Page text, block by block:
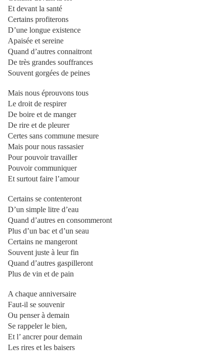
Et devant la santé
Certains profiterons
D’une longue existence
Apaisée et sereine
Quand d’autres connaitront
De très grandes souffrances
Souvent gorgées de peines
Mais nous éprouvons tous
Le droit de respirer
De boire et de manger
De rire et de pleurer
Certes sans commune mesure
Mais pour nous rassasier
Pour pouvoir travailler
Pouvoir communiquer
Et surtout faire l’amour
Certains se contenteront
D’un simple litre d’eau
Quand d’autres en consommeront
Plus d’un bac et d’un seau
Certains ne mangeront
Souvent juste à leur fin
Quand d’autres gaspilleront
Plus de vin et de pain
A chaque anniversaire
Faut-il se souvenir
Ou penser à demain
Se rappeler le bien,
Et l’ ancrer pour demain
Les rires et les baisers